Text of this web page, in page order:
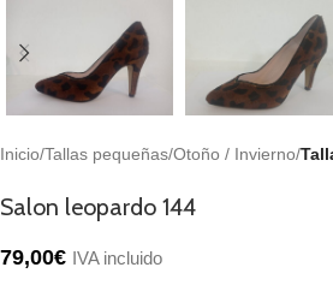
Inicio Tallas pequeñas Otoño / Invierno
Salon leopardo 144
79,00€ IVA incluido